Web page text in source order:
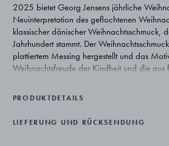
2025 bietet Georg Jensens jährliche
Neuinterpretation des geflochtenen
klassischer dänischer Weihnachtsschmuck,
Jahrhundert stammt. Der
plattiertem Messing hergestellt und das
Weihnachtsfreude der Kindheit und die aus
Es werden zwei Bänder mitgeliefert: ein
Band in der Jahresfarbe unserer Kollektion –
PRODUKTDETAILS
LIEFERUNG UND RÜCKSENDUNG